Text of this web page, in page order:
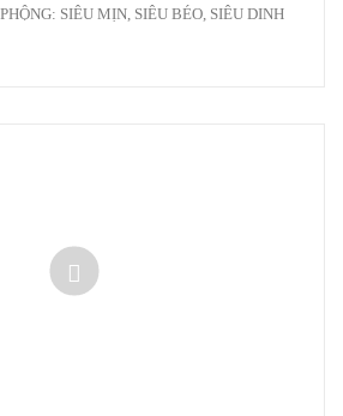
SIÊU MỊN, SIÊU BÉO, SIÊU DINH